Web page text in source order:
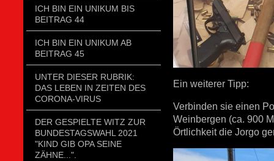
ICH BIN EIN UNIKUM BIS
BEITRAG 44
ICH BIN EIN UNIKUM AB
BEITRAG 45
UNTER DIESER RUBRIK:
DAS LEBEN IN ZEITEN DES
CORONA-VIRUS
DER GESPIELTE WITZ ZUR
BUNDESTAGSWAHL 2021
"KIND GIB OPA SEINE
ZÄHNE...".
Ein weiterer Tipp:
Verbinden sie einen
Weinbergen (ca. 900
Örtlichkeit die Jorgo